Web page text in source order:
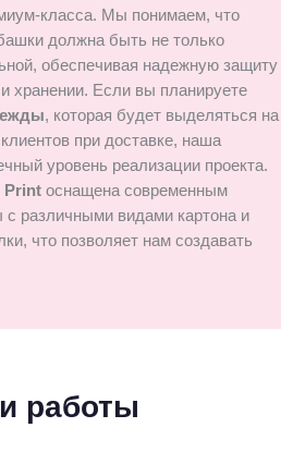
класса. Мы понимаем, что
должна быть не только
обеспечивая надежную защиту
хранении. Если вы планируете
, которая будет выделяться на
при доставке, наша
уровень реализации проекта.
Print оснащена современным
различными видами картона и
что позволяет нам создавать
работы